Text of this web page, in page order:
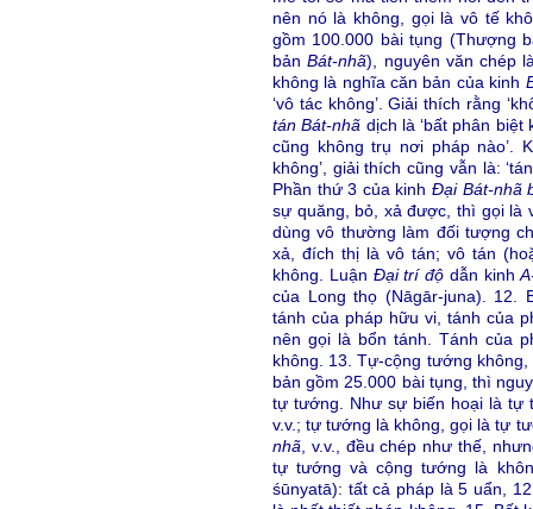
nên nó là không, gọi là vô tế
gồm 100.000 bài tụng (Thượng
bảnBát-nhã), nguyên văn chép
không là nghĩa căn bản của kinh
‘vô tác không’. Giải thích rằng
tán Bát-nhã dịch là ‘bất phân biệt
cũng không trụ nơi pháp nào’.
không’, giải thích cũng vẫn là:
Phần thứ 3 của kinh Đại Bát-nhã
sự quăng, bỏ, xả được, thì gọi là
dùng vô thường làm đối tượng
xả, đích thị là vô tán; vô tán
không. Luận Đại trí độ dẫn kinh
của Long thọ (Nāgār-juna). 12.
tánh của pháp hữu vi, tánh của
nên gọi là bổn tánh. Tánh của
không. 13. Tự-cộng tướng
bản gồm 25.000 bài tụng, thì
tự tướng. Như sự biến hoại là tự
v.v.; tự tướng là không, gọi là tự
nhã , v.v., đều chép như thế,
tự tướng và cộng tướng là
śūnyatā): tất cả pháp là 5 uẩn,